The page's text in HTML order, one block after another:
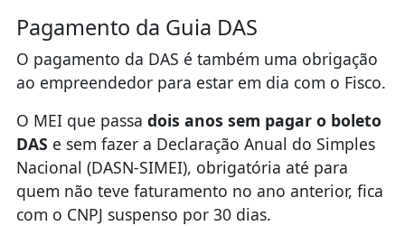
Pagamento da Guia DAS
O pagamento da DAS é também uma obrigação
ao empreendedor para estar em dia com o Fisco.
O MEI que passa dois anos sem pagar o boleto
DAS e sem fazer a Declaração Anual do Simples
Nacional (DASN-SIMEI), obrigatória até para
quem não teve faturamento no ano anterior, fica
com o CNPJ suspenso por 30 dias.